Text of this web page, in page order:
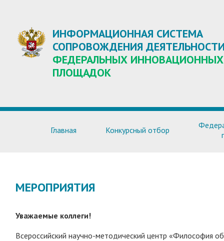
ИНФОРМАЦИОННАЯ СИСТЕМА
СОПРОВОЖДЕНИЯ
ФЕДЕРАЛЬНЫХ ИННОВАЦИОННЫХ
ПЛОЩАДОК
Главная Конкурсный отбор
МЕРОПРИЯТИЯ
Уважаемые коллеги!
Всероссийский научно-методический центр «Философия